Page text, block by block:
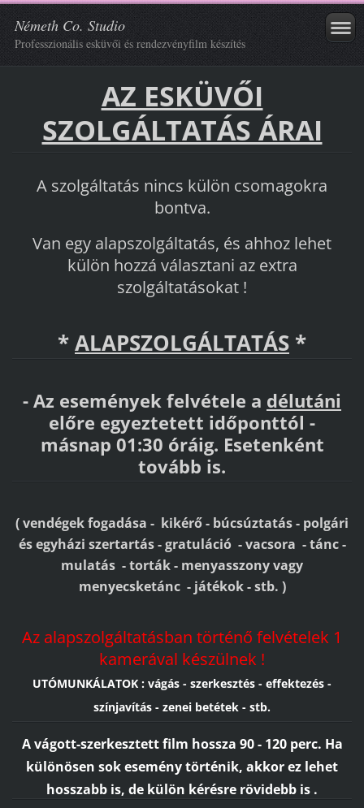
Németh Co. Studio
Professzionális esküvői és rendezvényfilm készítés
AZ ESKÜVŐI
SZOLGÁLTATÁS ÁRAI
A szolgáltatás nincs külön csomagokra
bontva.
Van egy alapszolgáltatás, és ahhoz lehet
külön hozzá választani az extra
szolgáltatásokat !
*ALAPSZOLGÁLTATÁS *
- Az események felvétele a délutáni
előre egyeztetett időponttól -
másnap 01:30 óráig. Esetenként
tovább is.
( vendégek fogadása - kikérő - búcsúztatás - polgári
és egyházi szertartás - gratuláció - vacsora - tánc -
mulatás - torták - menyasszony vagy
menyecsketánc - játékok - stb. )
Az alapszolgáltatásban történő felvételek 1
kamerával készülnek !
UTÓMUNKÁLATOK : vágás - szerkesztés - effektezés -
színjavítás - zenei betétek - stb.
A vágott-szerkesztett film hossza 90 - 120 perc. Ha
különösen sok esemény történik, akkor ez lehet
hosszabb is, de külön kérésre rövidebb is .